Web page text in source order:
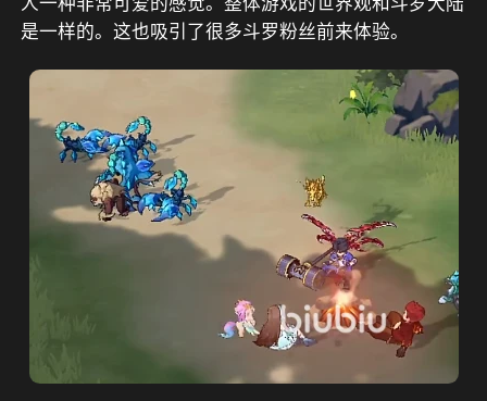
是一样的。这也吸引了很多斗罗粉丝前来体验。